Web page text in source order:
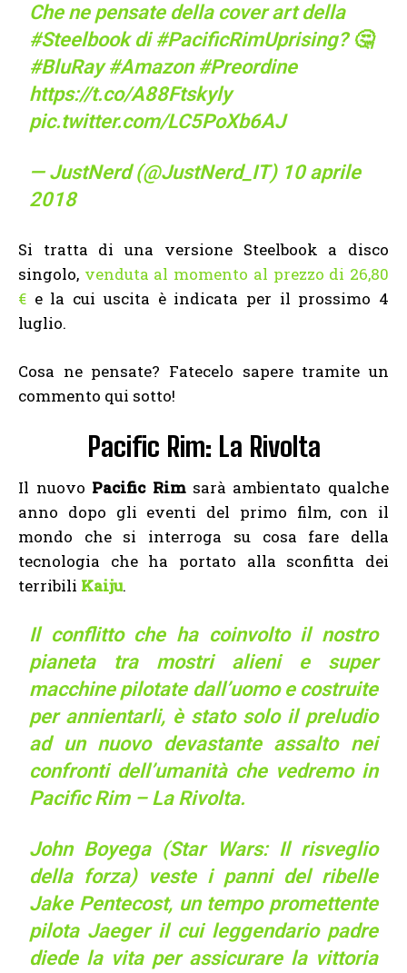
Che ne pensate della cover art della
#Steelbookdi #PacificRimUprising? 🤔
#BluRay #Amazon #Preordine
https://t.co/A88Ftskyly
pic.twitter.com/LC5PoXb6AJ
— JustNerd (@JustNerd_IT) 10 aprile
2018
Si tratta di una versione Steelbook a disco
singolo, venduta al momento al prezzo di 26,80
€ e la cui uscita è indicata per il prossimo 4
luglio.
Cosa ne pensate? Fatecelo sapere tramite un
commento qui sotto!
Pacific Rim: La Rivolta
Il nuovo Pacific Rimsarà ambientato qualche
anno dopo gli eventi del primo film, con il
mondo che si interroga su cosa fare della
tecnologia che ha portato alla sconfitta dei
terribili Kaiju.
Il conflitto che ha coinvolto il nostro
pianeta tra mostri alieni e super
macchine pilotate dall’uomo e costruite
per annientarli, è stato solo il preludio
ad un nuovo devastante assalto nei
confronti dell’umanità che vedremo in
Pacific Rim – La Rivolta.
John Boyega (Star Wars: Il risveglio
della forza) veste i panni del ribelle
Jake Pentecost, un tempo promettente
pilota Jaeger il cui leggendario padre
diede la vita per assicurare la vittoria